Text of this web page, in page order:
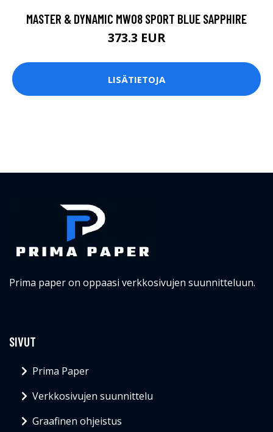
MASTER & DYNAMIC MW08 SPORT BLUE SAPPHIRE
373.3 EUR
LISÄTIETOJA
Prima paper on oppaasi verkkosivujen suunnitteluun.
SIVUT
Prima Paper
Verkkosivujen suunnittelu
Graafinen ohjeistus